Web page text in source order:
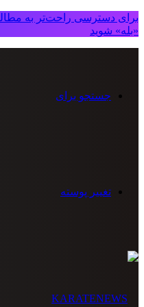
برای دسترسی راحت‌تر به
«بله» شوید
جستجو برای
تغییر پوسته